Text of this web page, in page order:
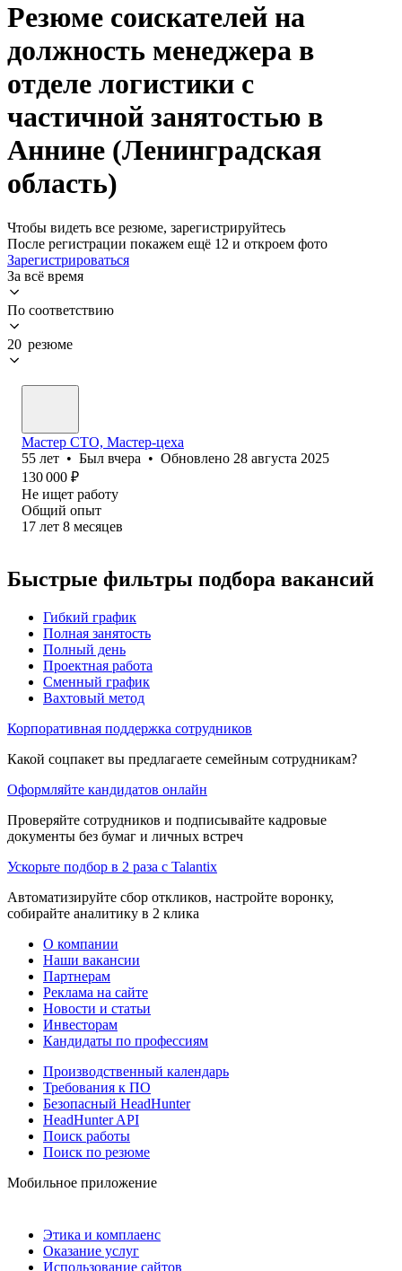
Резюме соискателей на
должность менеджера в
отделе логистики с
частичной занятостью в
Аннине (Ленинградская
область)
Чтобы видеть все резюме, зарегистрируйтесь
После регистрации покажем ещё 12 и откроем фото
Зарегистрироваться
За всё время
По соответствию
20 резюме
Мастер СТО, Мастер-цеха
55 лет • Был вчера • Обновлено 28 августа 2025
130 000 ₽
Не ищет работу
Общий опыт
17 лет 8 месяцев
Быстрые фильтры подбора вакансий
Гибкий график
Полная занятость
Полный день
Проектная работа
Сменный график
Вахтовый метод
Корпоративная поддержка сотрудников
Какой соцпакет вы предлагаете семейным сотрудникам?
Оформляйте кандидатов онлайн
Проверяйте сотрудников и подписывайте кадровые
документы без бумаг и личных встреч
Ускорьте подбор в 2 раза с Talantix
Автоматизируйте сбор откликов, настройте воронку,
собирайте аналитику в 2 клика
О компании
Наши вакансии
Партнерам
Реклама на сайте
Новости и статьи
Инвесторам
Кандидаты по профессиям
Производственный календарь
Требования к ПО
Безопасный HeadHunter
HeadHunter API
Поиск работы
Поиск по резюме
Мобильное приложение
Этика и комплаенс
Оказание услуг
Использование сайтов